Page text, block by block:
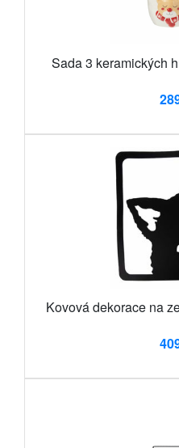
Sada 3 keramických
Kovová dekorace na